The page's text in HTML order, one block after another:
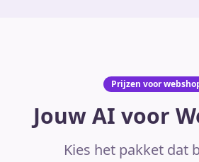
Prijzen voor
Jouw AI voor
Kies het pakket dat